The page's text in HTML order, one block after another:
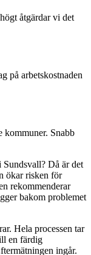
åtgärdar vi det
på arbetskostnaden
kommuner. Snabb
Då är det
ökar risken för
rekommenderar
bakom problemet
Hela processen tar
en färdig
ingår.